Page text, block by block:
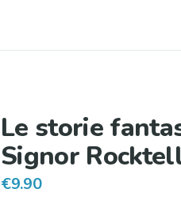
Le storie
Signor
€9.90